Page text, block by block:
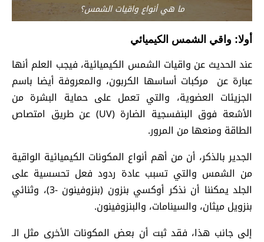
ما هي أنواع واقيات الشمس؟
أولا: واقي الشمس الكيميائي
عند الحديث عن واقيات الشمس الكيميائية، فيجب العلم أنها
عبارة عن مركبات أساسها الكربون، والمعروفة أيضا باسم
الجزيئات العضوية، والتي تعمل على حماية البشرة من
الأشعة فوق البنفسجية الضارة (UV) عن طريق امتصاص
الطاقة ومنعها من المرور.
الجدير بالذكر، أن من أهم أنواع المكونات الكيميائية الواقية
من الشمس والتي تسبب عادة ردود فعل تحسسية على
الجلد يمكننا أن نذكر أوكسي بنزون (بنزوفينون -3)، وثنائي
بنزويل ميثان، والسينامات، والبنزوفينون.
إلى جانب هذا، فقد ثبت أن بعض المكونات الأخرى مثل الـ